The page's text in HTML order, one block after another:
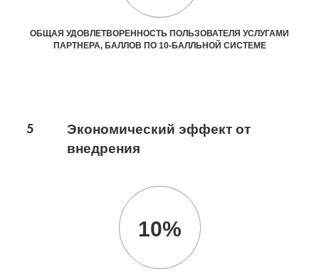
ОБЩАЯ УДОВЛЕТВОРЕННОСТЬ ПОЛЬЗОВАТЕЛЯ УСЛУГАМИ
ПАРТНЕРА, БАЛЛОВ ПО 10-БАЛЛЬНОЙ СИСТЕМЕ
5
Экономический эффект от
внедрения
10%